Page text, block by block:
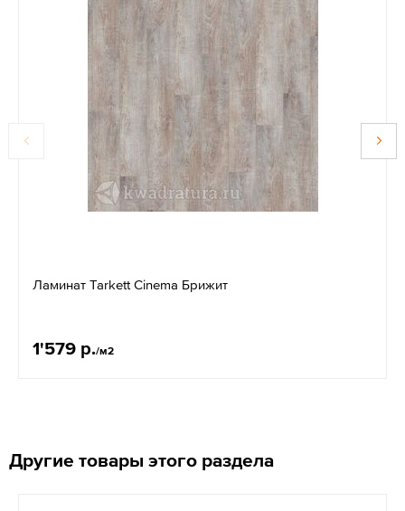
Ламинат Tarkett Cinema Брижит
1'579 р./м2
Другие товары этого раздела